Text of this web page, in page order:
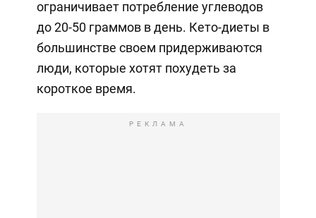
ограничивает потребление углеводов
до 20-50 граммов в день. Кето-диеты в
большинстве своем придерживаются
люди, которые хотят похудеть за
короткое время.
РЕКЛАМА